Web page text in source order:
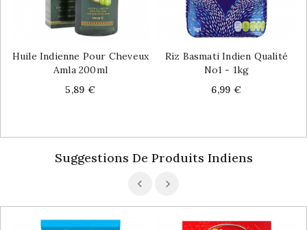
Huile Indienne Pour Cheveux
Amla 200ml
Price
5,89 €
Riz Basmati Indien Qualité
No1 - 1kg
Price
6,99 €
Suggestions De Produits Indiens